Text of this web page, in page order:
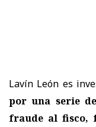
Lavín León es
por una serie
fraude al fisco,